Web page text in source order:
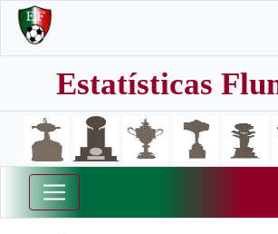
Estatísticas